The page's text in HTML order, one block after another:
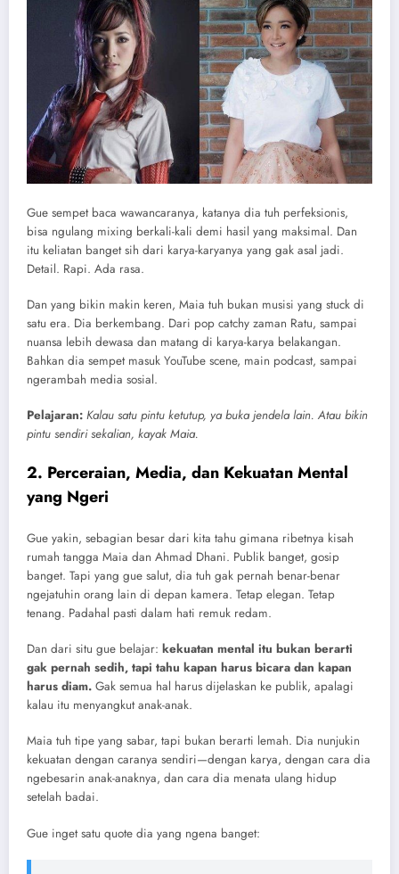
Gue sempet baca wawancaranya, katanya dia tuh perfeksionis,
bisa ngulang mixing berkali-kali demi hasil yang maksimal. Dan
itu keliatan banget sih dari karya-karyanya yang gak asal jadi.
Detail. Rapi. Ada rasa.
Dan yang bikin makin keren, Maia tuh bukan musisi yang stuck di
satu era. Dia berkembang. Dari pop catchy zaman Ratu, sampai
nuansa lebih dewasa dan matang di karya-karya belakangan.
Bahkan dia sempet masuk YouTube scene, main podcast, sampai
ngerambah media sosial.
Pelajaran: Kalau satu pintu ketutup, ya buka jendela lain. Atau bikin
pintu sendiri sekalian, kayak Maia.
2. Perceraian, Media, dan Kekuatan Mental
yang Ngeri
Gue yakin, sebagian besar dari kita tahu gimana ribetnya kisah
rumah tangga Maia dan Ahmad Dhani. Publik banget, gosip
banget. Tapi yang gue salut, dia tuh gak pernah benar-benar
ngejatuhin orang lain di depan kamera. Tetap elegan. Tetap
tenang. Padahal pasti dalam hati remuk redam.
Dan dari situ gue belajar: kekuatan mental itu bukan berarti
gak pernah sedih, tapi tahu kapan harus bicara dan kapan
harus diam. Gak semua hal harus dijelaskan ke publik, apalagi
kalau itu menyangkut anak-anak.
Maia tuh tipe yang sabar, tapi bukan berarti lemah. Dia nunjukin
kekuatan dengan caranya sendiri—dengan karya, dengan cara dia
ngebesarin anak-anaknya, dan cara dia menata ulang hidup
setelah badai.
Gue inget satu quote dia yang ngena banget: